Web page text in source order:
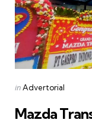
Posted
inAdvertorial
Mazda